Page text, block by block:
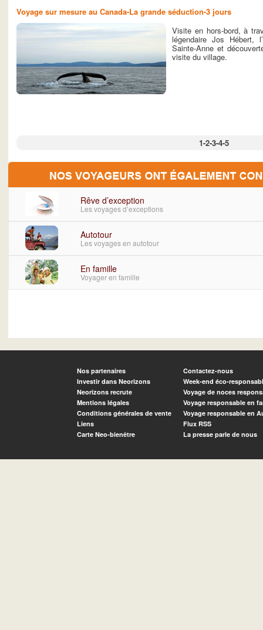
Voyage sur mesure au Canada-La grande séduction-3 jours
Visite en hors-bord, à
légendaire Jos Hébert,
Sainte-Anne et
visite du village.
1-2-3-4-5
Rêve d’exception
Les voyages d’exceptions
Autotour
Les voyages en autotour
En famille
Voyager en famille
Nos partenaires
Investir dans Neorizons
Neorizons recrute
Mentions légales
Conditions générales de vente
Liens
Carte Neo-bienêtre
Contactez-nous
Week-end éco-
Voyage de noces
Voyage responsable en
Voyage responsable en
Flux RSS
La presse parle de nous